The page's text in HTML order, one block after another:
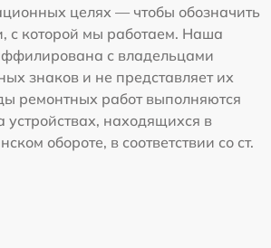
целях — чтобы обозначить
с которой мы работаем. Наша
с владельцами
знаков и не представляет их
ремонтных работ выполняются
устройствах, находящихся в
обороте, в соответствии со ст.